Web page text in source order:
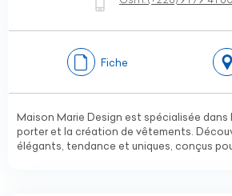
Fiche
Maison Marie Design est spécialisée
porter et la création de vêtements.
élégants, tendance et uniques, conçus